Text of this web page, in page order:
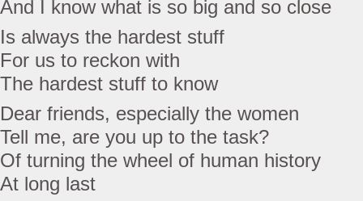
And I know what is so big and so close
Is always the hardest stuff
For us to reckon with
The hardest stuff to know
Dear friends, especially the women
Tell me, are you up to the task?
Of turning the wheel of human history
At long last